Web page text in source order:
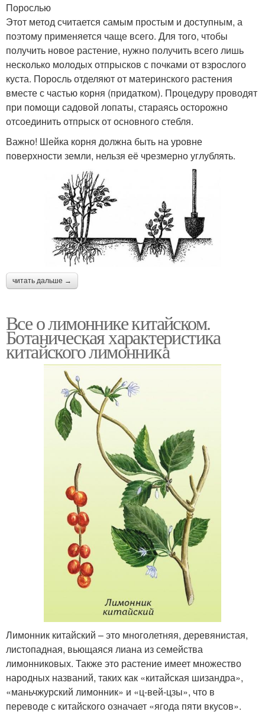
Порослью
Этот метод считается самым простым и доступным, а
поэтому применяется чаще всего. Для того, чтобы
получить новое растение, нужно получить всего лишь
несколько молодых отпрысков с почками от взрослого
куста. Поросль отделяют от материнского растения
вместе с частью корня (придатком). Процедуру проводят
при помощи садовой лопаты, стараясь осторожно
отсоединить отпрыск от основного стебля.
Важно! Шейка корня должна быть на уровне
поверхности земли, нельзя её чрезмерно углублять.
читать дальше →
Все о лимоннике китайском.
Ботаническая характеристика
китайского лимонника
Лимонник китайский – это многолетняя, деревянистая,
листопадная, вьющаяся лиана из семейства
лимонниковых. Также это растение имеет множество
народных названий, таких как «китайская шизандра»,
«маньчжурский лимонник» и «ц-вей-цзы», что в
переводе с китайского означает «ягода пяти вкусов».